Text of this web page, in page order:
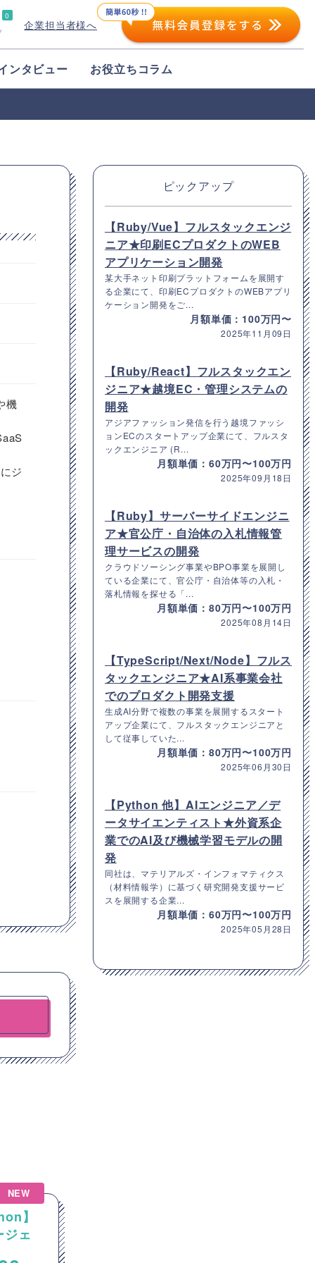
0
企業担当者様へ
ンタビュー お役立ちコラム
機
ジ
NEW
】
ェ
ピックアップ
【Ruby/Vue】フルスタックエンジ
ニア★印刷ECプロダクトのWEB
アプリケーション開発
某大手ネット印刷プラットフォームを展開す
る企業にて、印刷ECプロダクトのWEBアプリ
ケーション開発をご...
月額単価：100万円〜
2025年11月09日
【Ruby/React】フルスタックエン
ジニア★越境EC・管理システムの
開発
アジアファッション発信を行う越境ファッシ
ョンECのスタートアップ企業にて、フルスタ
ックエンジニア (R...
月額単価：60万円〜100万円
2025年09月18日
【Ruby】サーバーサイドエンジニ
ア★官公庁・自治体の入札情報管
理サービスの開発
クラウドソーシング事業やBPO事業を展開し
ている企業にて、官公庁・自治体等の入札・
落札情報を探せる「...
月額単価：80万円〜100万円
2025年08月14日
【TypeScript/Next/Node】フルス
タックエンジニア★AI系事業会社
でのプロダクト開発支援
生成AI分野で複数の事業を展開するスタート
アップ企業にて、フルスタックエンジニアと
して従事していた...
月額単価：80万円〜100万円
2025年06月30日
【Python 他】AIエンジニア／デ
ータサイエンティスト★外資系企
業でのAI及び機械学習モデルの開
発
同社は、マテリアルズ・インフォマティクス
（材料情報学）に基づく研究開発支援サービ
スを展開する企業...
月額単価：60万円〜100万円
2025年05月28日